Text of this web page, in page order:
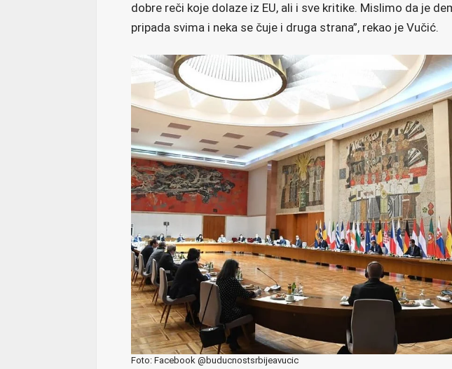
dobre reči koje dolaze iz EU, ali i sve kritike. Mislimo da je
pripada svima i neka se čuje i druga strana”, rekao je Vučić.
Foto: Facebook @buducnostsrbijeavucic